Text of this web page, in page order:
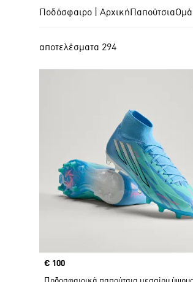
Ποδόσφαιρο | ΑρχικήΠαπούτσια
αποτελέσματα 294
Price
€ 100